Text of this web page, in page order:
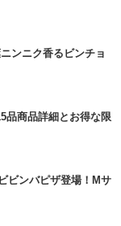
ンニク香るビンチョ
品商品詳細とお得な限
ビンバピザ登場！Mサ